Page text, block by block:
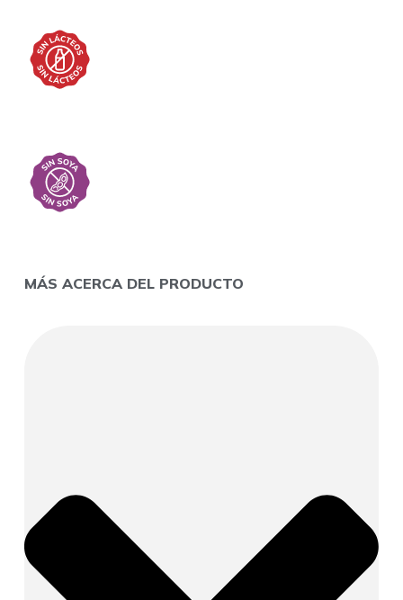
MÁS ACERCA DEL PRODUCTO